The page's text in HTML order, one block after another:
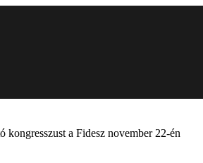
a Fidesz november 22-én